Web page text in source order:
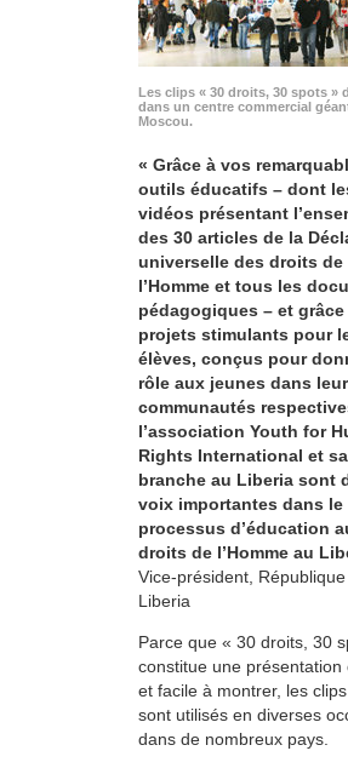
Les clips « 30 droits, 30 spots »
dans un centre commercial
Moscou.
« Grâce à vos
outils éducatifs – dont
vidéos présentant
des 30 articles de la
universelle des droits de
l’Homme et tous les
pédagogiques – et grâce
projets stimulants pour
élèves, conçus pour
rôle aux jeunes dans
communautés
l’association Youth for
Rights International et sa
branche au Liberia sont
voix importantes dans le
processus d’éducation
droits de l’Homme au
Vice-président, République
Liberia
Parce que « 30 droits, 30
constitue une présentation
et facile à montrer, les
sont utilisés en diverses
dans de nombreux pays.